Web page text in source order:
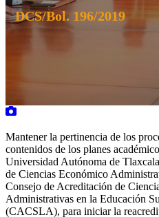
DCS/Bol. 196/2019
Mantener la pertinencia de los
contenidos de los planes
Universidad Autónoma de
de Ciencias Económico
Consejo de Acreditación de
Administrativas en la Educación
(CACSLA), para iniciar la